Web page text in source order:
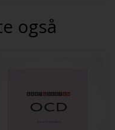
også